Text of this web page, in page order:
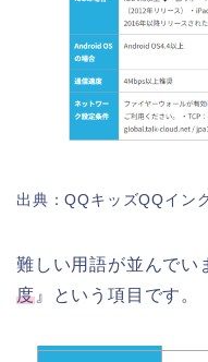
出典：QQキッズQQイン
難しい用語が並んでい
度』という項目です。